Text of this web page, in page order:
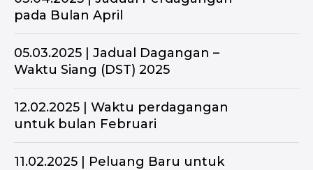
pada Bulan April
05.03.2025 | Jadual Dagangan –
Waktu Siang (DST) 2025
12.02.2025 | Waktu perdagangan
untuk bulan Februari
11.02.2025 | Peluang Baru untuk